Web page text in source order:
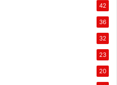
42
36
32
23
20